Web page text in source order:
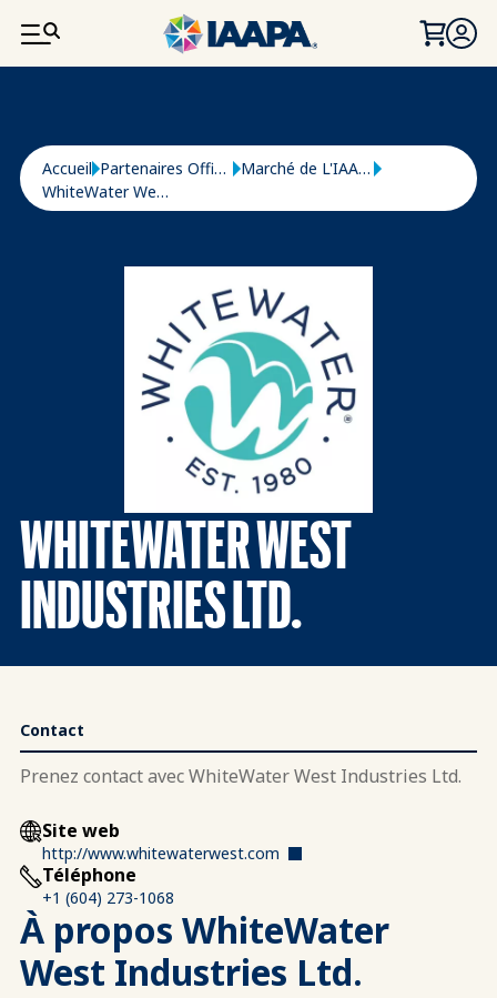
ALLER AU CONTENU PRINCIPAL
Fil d'Ariane
Accueil Partenaires Officiels
Marché de L'IAAPA
WhiteWater West Industries Ltd.
WHITEWATER WEST
INDUSTRIES LTD.
Contact
Prenez contact avec WhiteWater West Industries Ltd.
Site web
http://www.whitewaterwest.com
Téléphone
+1 (604) 273-1068
À propos WhiteWater
West Industries Ltd.